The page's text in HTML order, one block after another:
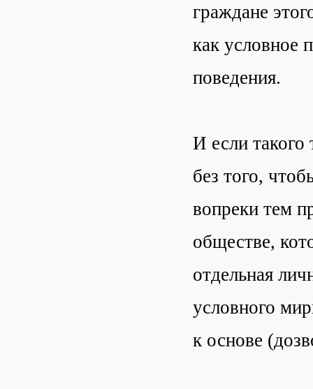
граждане
как условное
поведения.
И если такого
без того,
вопреки тем
обществе,
отдельная
условного
к основе